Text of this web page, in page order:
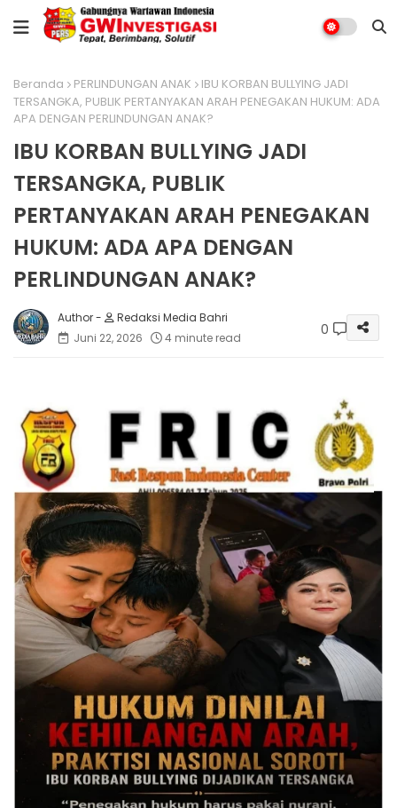
Beranda PERLINDUNGAN ANAK
IBU KORBAN BULLYING JADI
TERSANGKA, PUBLIK PERTANYAKAN ARAH PENEGAKAN HUKUM: ADA
APA DENGAN PERLINDUNGAN ANAK?
IBU KORBAN BULLYING JADI
TERSANGKA, PUBLIK
PERTANYAKAN ARAH PENEGAKAN
HUKUM: ADA APA DENGAN
PERLINDUNGAN ANAK?
Redaksi Media Bahri
Juni 22, 2026
4 minute read 0